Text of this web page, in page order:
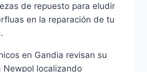
de repuesto para eludir
en la reparación de tu
en Gandia revisan su
Newpol localizando